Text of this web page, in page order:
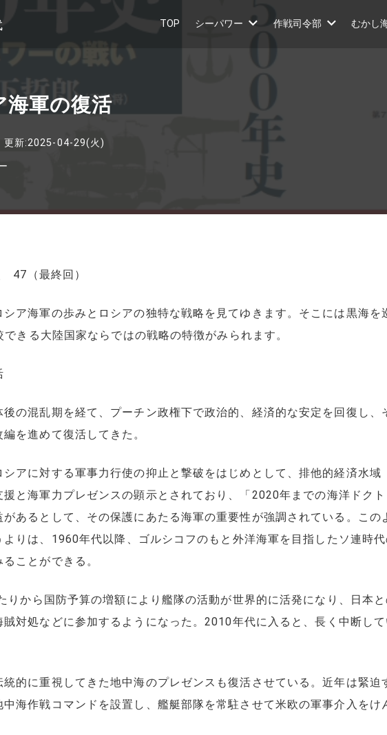
TOP シーパワー 作戦司令部 むかし
軍の復活
更新:2025-04-29(火)
47（最終回）
ア海軍の歩みとロシアの独特な戦略を見てゆきます。そこには黒海を
きる大陸国家ならではの戦略の特徴がみられます。
の混乱期を経て、プーチン政権下で政治的、経済的な安定を回復し、
を進めて復活してきた。
アに対する軍事力行使の抑止と撃破をはじめとして、排他的経済水域
と海軍力プレゼンスの顕示とされており、「2020年までの海洋ドク
があるとして、その保護にあたる海軍の重要性が強調されている。こ
りは、1960年代以降、ゴルシコフのもと外洋海軍を目指したソ連時
ことができる。
から国防予算の増額により艦隊の活動が世界的に活発になり、日本
賊対処などに参加するようになった。2010年代に入ると、長く中断し
的に重視してきた地中海のプレゼンスも復活させている。近年は緊迫
海作戦コマンドを設置し、艦艇部隊を常駐させて米欧の軍事介入をけ